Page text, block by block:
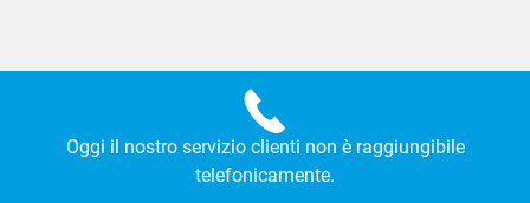
Oggi il nostro servizio clienti non è raggiungibile
telefonicamente.